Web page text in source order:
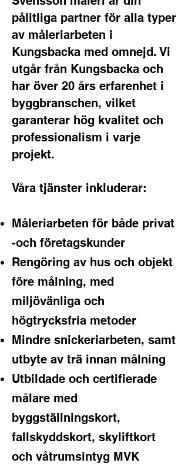
pålitliga partner för alla typer
av måleriarbeten i
Kungsbacka med omnejd. Vi
utgår från Kungsbacka och
har över 20 års erfarenhet i
byggbranschen, vilket
garanterar hög kvalitet och
professionalism i varje
projekt.
Våra tjänster inkluderar:
Måleriarbeten för både privat
-och företagskunder
Rengöring av hus och objekt
före målning, med
miljövänliga och
högtrycksfria metoder
Mindre snickeriarbeten, samt
utbyte av trä innan målning
Utbildade och certifierade
målare med
byggställningskort,
fallskyddskort, skyliftkort
och våtrumsintyg MVK